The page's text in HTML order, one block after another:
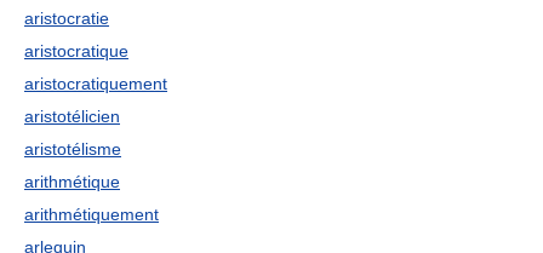
aristocratie
aristocratique
aristocratiquement
aristotélicien
aristotélisme
arithmétique
arithmétiquement
arlequin